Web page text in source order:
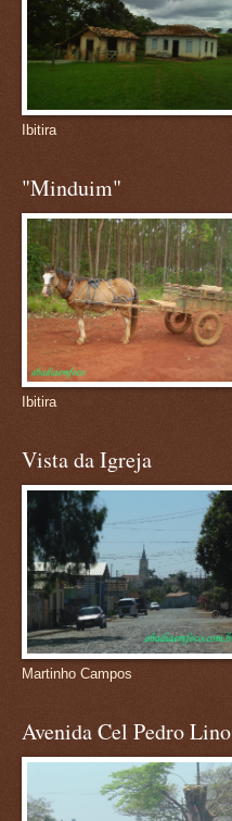
Ibitira
"Minduim"
Ibitira
Vista da Igreja
Martinho Campos
Avenida Cel Pedro Lino